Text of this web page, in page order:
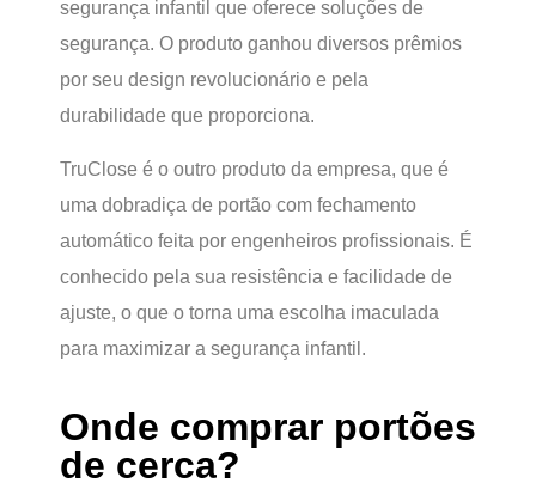
segurança infantil que oferece soluções de
segurança. O produto ganhou diversos prêmios
por seu design revolucionário e pela
durabilidade que proporciona.
TruClose é o outro produto da empresa, que é
uma dobradiça de portão com fechamento
automático feita por engenheiros profissionais. É
conhecido pela sua resistência e facilidade de
ajuste, o que o torna uma escolha imaculada
para maximizar a segurança infantil.
Onde comprar portões
de cerca?